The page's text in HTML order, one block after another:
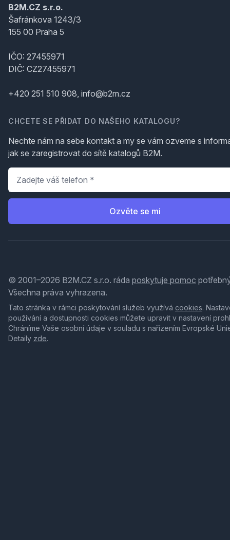
B2M.CZ s.r.o.
Šafránkova 1243/3
155 00 Praha 5
IČO: 27455971
DIČ: CZ27455971
+420 251 510 908, info@b2m.cz
CHCETE SE PŘIDAT DO NAŠEHO KATALOGU?
Nechte nám na sebe kontakt a my se vám ozveme s
jak se zaregistrovat do sítě katalogů B2M.
Telefon
Ozvěte se mi
© 2001–2026 B2M.CZ s.r.o. ráda poskytuje pomoc
Všechna práva vyhrazena.
Tato stránka v rámci poskytování služeb využívá cookies.
používání a dostupnosti cookies můžete upravit v nastavení
Chráníme Vaše osobní údaje v souladu s nařízením Evropské
Detaily zde.